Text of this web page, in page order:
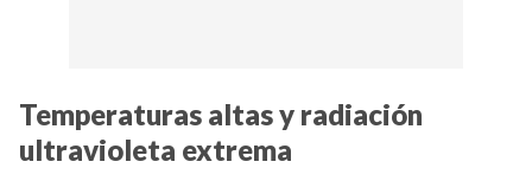
Temperaturas altas y radiación
ultravioleta extrema